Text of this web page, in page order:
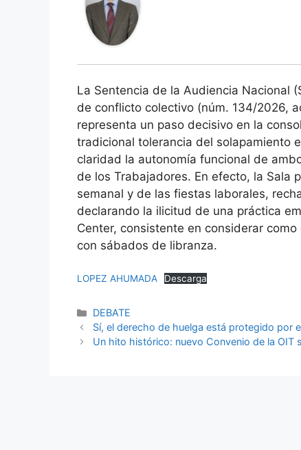
La Sentencia de la Audiencia Nacional
de conflicto colectivo (núm. 134/2026,
representa un paso decisivo en la
tradicional tolerancia del solapamiento
claridad la autonomía funcional de
de los Trabajadores. En efecto, la
semanal y de las fiestas laborales,
declarando la ilicitud de una práctica
Center, consistente en considerar
con sábados de libranza.
LOPEZ AHUMADA Descarga
DEBATE
Sí, el derecho de huelga está protegido por
Un hito histórico: nuevo Convenio de la OIT